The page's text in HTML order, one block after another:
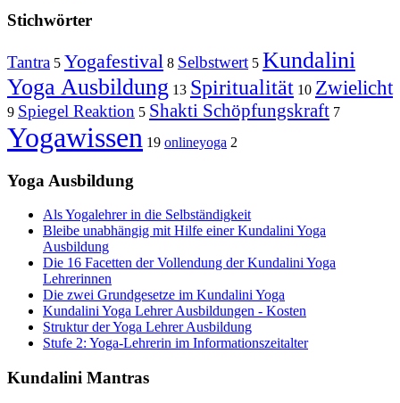
Stichwörter
Tantra 5 Yogafestival 8 Selbstwert 5 Kundalini
Yoga Ausbildung 13 Spiritualität 10 Zwielicht
9 Spiegel Reaktion 5 Shakti Schöpfungskraft 7
Yogawissen 19 onlineyoga 2
Yoga Ausbildung
Als Yogalehrer in die Selbständigkeit
Bleibe unabhängig mit Hilfe einer Kundalini Yoga
Ausbildung
Die 16 Facetten der Vollendung der Kundalini Yoga
Lehrerinnen
Die zwei Grundgesetze im Kundalini Yoga
Kundalini Yoga Lehrer Ausbildungen - Kosten
Struktur der Yoga Lehrer Ausbildung
Stufe 2: Yoga-Lehrerin im Informationszeitalter
Kundalini Mantras